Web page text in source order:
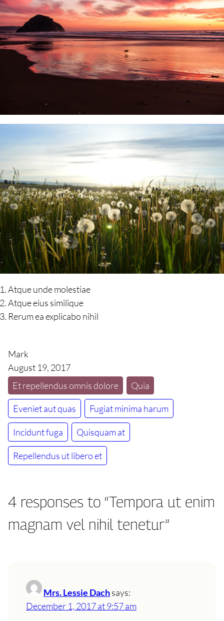
Atque unde molestiae
Atque eius similique
Rerum ea explicabo nihil
Mark
August 19, 2017
Et repellendus omnis dolore
Quia
Eveniet aut quas Fugiat minima harum
Incidunt fuga Quisquam at
Repellendus ut libero et
4 responses to “Tempora ut enim
magnam vel nihil tenetur”
Mrs. Lessie Dachsays:
December 1, 2017 at 9:57 am